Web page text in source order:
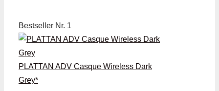
Bestseller Nr. 1
PLATTAN ADV Casque Wireless Dark
Grey*